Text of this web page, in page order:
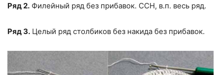
Ряд 2. Филейный ряд без прибавок. ССН, в.п. весь ряд.
Ряд 3. Целый ряд столбиков без накида без прибавок.